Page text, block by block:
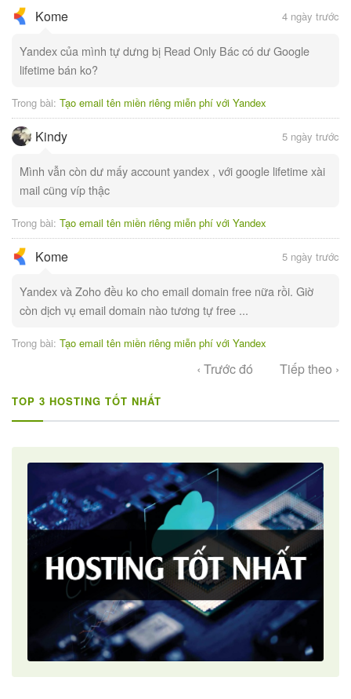
Kome 4 ngày trước
Yandex của mình tự dưng bị Read Only Bác có dư Google
lifetime bán ko?
Trong bài: Tạo email tên miền riêng miễn phí với Yandex
Kindy 5 ngày trước
Mình vẫn còn dư mấy account yandex , với google lifetime xài
mail cũng víp thậc
Trong bài: Tạo email tên miền riêng miễn phí với Yandex
Kome 5 ngày trước
Yandex và Zoho đều ko cho email domain free nữa rồi. Giờ
còn dịch vụ email domain nào tương tự free ...
Trong bài: Tạo email tên miền riêng miễn phí với Yandex
‹ Trước đó Tiếp theo ›
TOP 3 HOSTING TỐT NHẤT